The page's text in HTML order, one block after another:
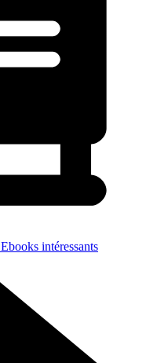
Ebooks intéressants